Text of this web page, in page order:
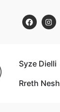
Syze Dielli
Rreth Nesh